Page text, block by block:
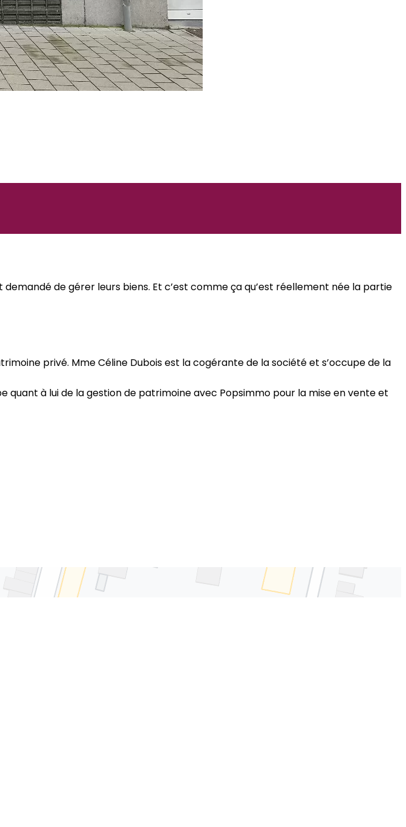
de gérer leurs biens. Et c’est comme ça qu’est réellement née la partie
privé. Mme Céline Dubois est la cogérante de la société et s’occupe de la
quant à lui de la gestion de patrimoine avec Popsimmo pour la mise en vente et